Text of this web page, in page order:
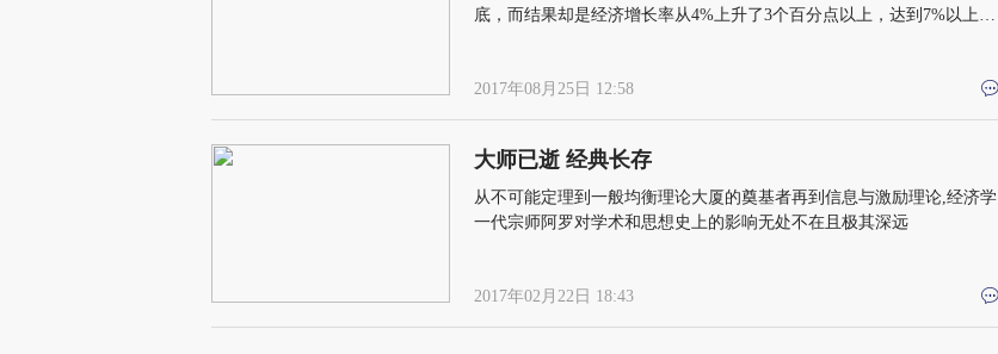
底，而结果却是经济增长率从4%上升了3个百分点以上，达到7%以上。
2017年08月25日 12:58
大师已逝 经典长存
从不可能定理到一般均衡理论大厦的奠基者再到信息与激励理论,经济学
一代宗师阿罗对学术和思想史上的影响无处不在且极其深远
2017年02月22日 18:43